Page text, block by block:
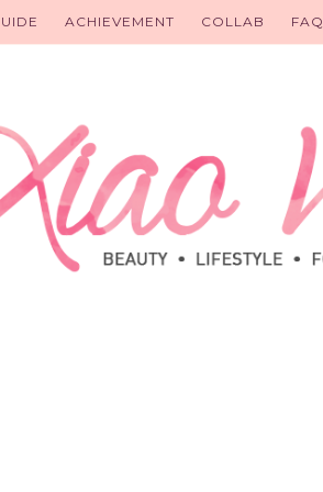
ACHIEVEMENT COLLAB FAQ